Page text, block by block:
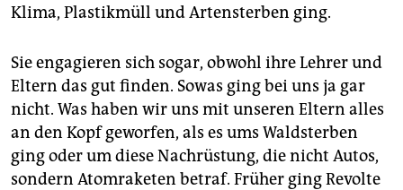
Klima, Plastikmüll und Artensterben ging.
Sie engagieren sich sogar, obwohl ihre Lehrer und
Eltern das gut finden. Sowas ging bei uns ja gar
nicht. Was haben wir uns mit unseren Eltern alles
an den Kopf geworfen, als es ums Waldsterben
ging oder um diese Nachrüstung, die nicht Autos,
sondern Atomraketen betraf. Früher ging Revolte